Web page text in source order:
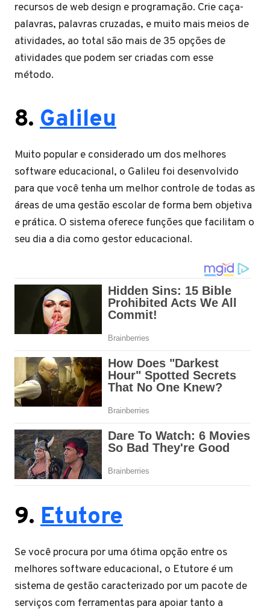
recursos de web design e programação. Crie caça-
palavras, palavras cruzadas, e muito mais meios de
atividades, ao total são mais de 35 opções de
atividades que podem ser criadas com esse
método.
8. Galileu
Muito popular e considerado um dos melhores
software educacional, o Galileu foi desenvolvido
para que você tenha um melhor controle de todas as
áreas de uma gestão escolar de forma bem objetiva
e prática. O sistema oferece funções que facilitam o
seu dia a dia como gestor educacional.
9. Etutore
Se você procura por uma ótima opção entre os
melhores software educacional, o Etutore é um
sistema de gestão caracterizado por um pacote de
serviços com ferramentas para apoiar tanto a